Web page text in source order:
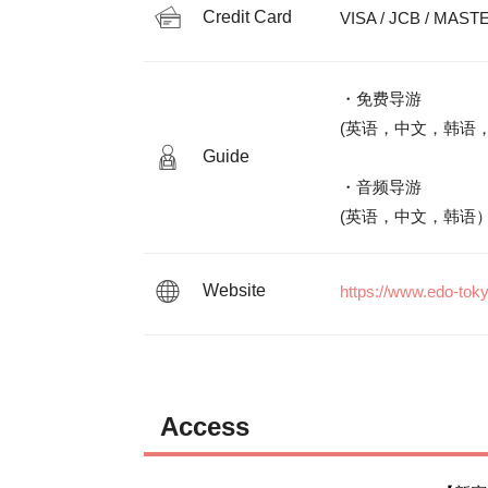
Credit Card VISA / JCB /
Guide
・免费导游
(英语，中文，韩语
・音频导游
(英语，中文，韩语
Website https://www.edo-
Access